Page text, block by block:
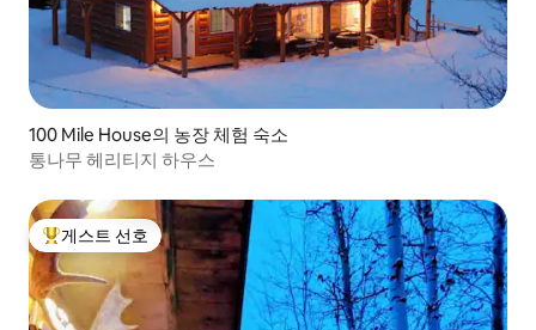
100 Mile House의 농장 체험 숙소
통나무 헤리티지 하우스
상위 게스트 선호
게스트 선호